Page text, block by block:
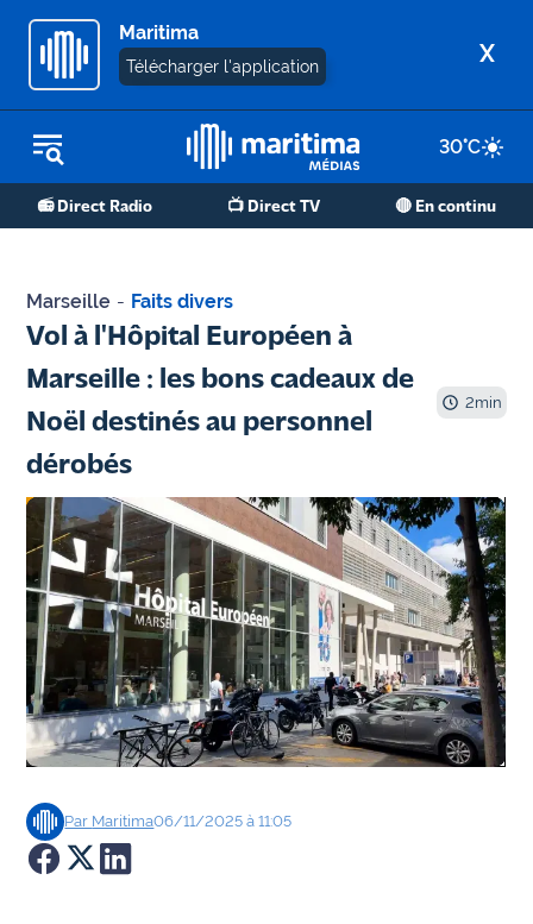
Maritima
Télécharger l'application X
30°C
📻 Direct Radio 📺 Direct TV 🔴 En continu
REPLAY RADIO
REPLAY TV
Martigues
de Berre
Marseille
- Aix
OM
Agenda
Faits
divers
Sports
Société
Culture
Marseille - Faits divers
Vol à l'Hôpital Européen à
Marseille : les bons cadeaux de
Noël destinés au personnel
dérobés
2min
Par Maritima06/11/2025 à 11:05